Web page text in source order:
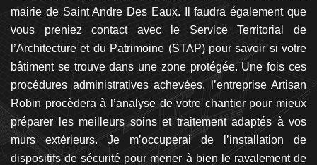
mairie de Saint Andre Des Eaux. Il faudra également que
vous preniez contact avec le Service Territorial de
l’Architecture et du Patrimoine (STAP) pour savoir si votre
bâtiment se trouve dans une zone protégée. Une fois ces
procédures administratives achevées, l’entreprise Artisan
Robin procèdera à l’analyse de votre chantier pour mieux
préparer les meilleurs soins et traitement adaptés à vos
murs extérieurs. Je m’occuperai de l’installation de
dispositifs de sécurité pour mener à bien le ravalement de